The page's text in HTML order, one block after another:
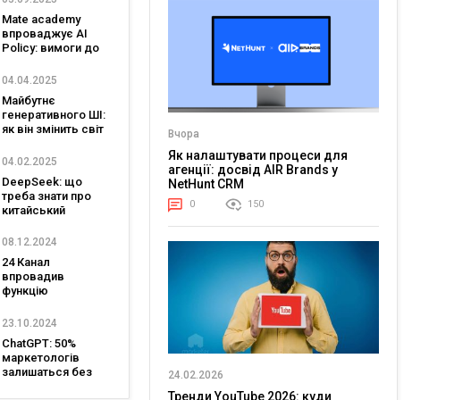
Mate academy
впроваджує AI
Policy: вимоги до
використання ШІ
04.04.2025
Майбутнє
генеративного ШІ:
як він змінить світ
04.02.2025
DeepSeek: що
треба знати про
китайський
який загрожує
08.12.2024
24 Канал
впровадив
функцію
вплинуло на
23.10.2024
ChatGPT: 50%
маркетологів
залишаться без
Вчора
Як налаштувати процеси для
агенції: досвід AIR Brands у
NetHunt CRM
0 150
24.02.2026
Тренди YouTube 2026: куди